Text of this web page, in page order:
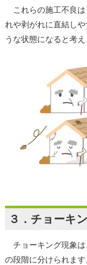
これらの施工不良は
れや剥がれに直結し
うな状態になると考え
３．チョーキ
チョーキング現象
の段階に分けられます